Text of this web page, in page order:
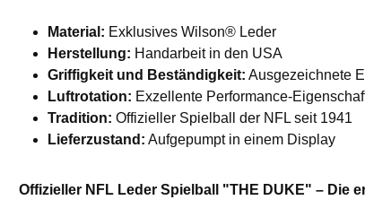
Material: Exklusives Wilson® Leder
Herstellung: Handarbeit in den USA
Griffigkeit und Beständigkeit: Ausgezeichnete
Luftrotation: Exzellente Performance-
Tradition: Offizieller Spielball der NFL seit 1941
Lieferzustand: Aufgepumpt in einem Display
Offizieller NFL Leder Spielball "THE DUKE" – Die